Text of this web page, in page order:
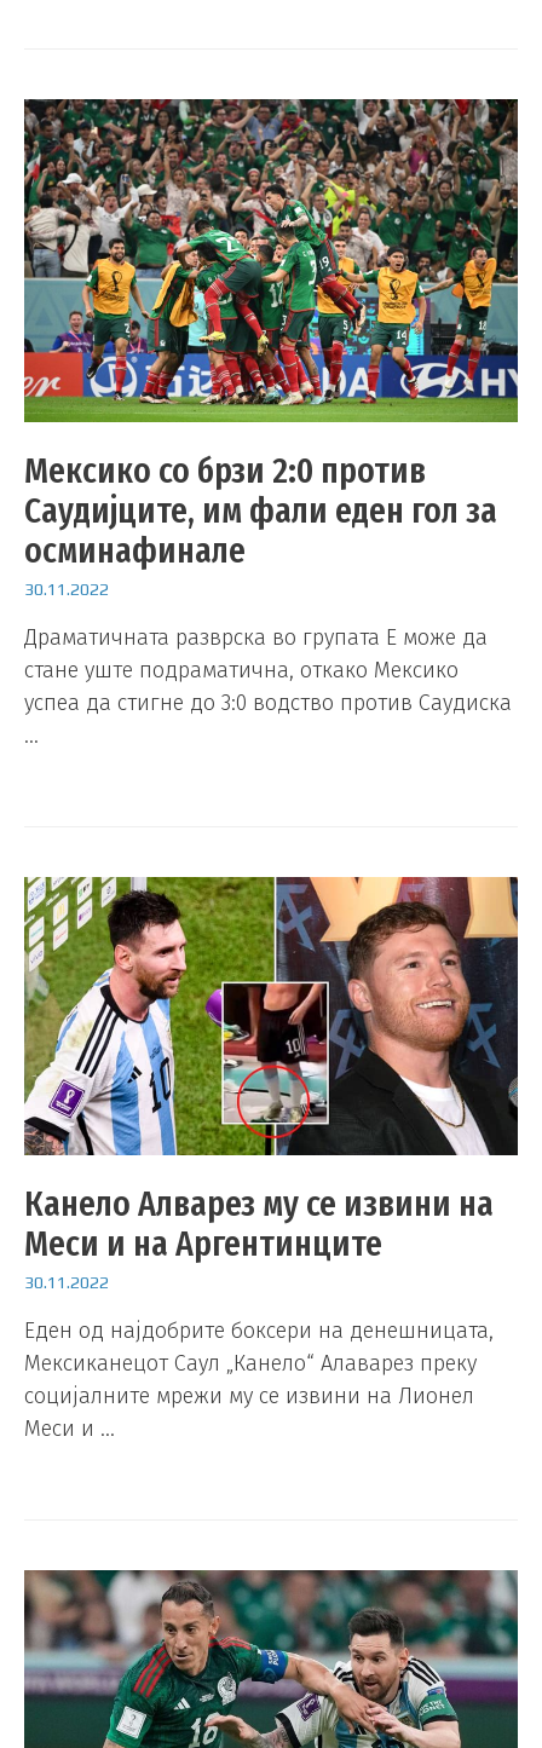
Мексико со брзи 2:0 против
Саудијците, им фали еден гол за
осминафинале
30.11.2022
Драматичната разврска во групата Е може да
стане уште подраматична, откако Мексико
успеа да стигне до 3:0 водство против Саудиска
…
Канело Алварез му се извини на
Меси и на Аргентинците
30.11.2022
Еден од најдобрите боксери на денешницата,
Мексиканецот Саул „Канело“ Алаварез преку
социјалните мрежи му се извини на Лионел
Меси и …